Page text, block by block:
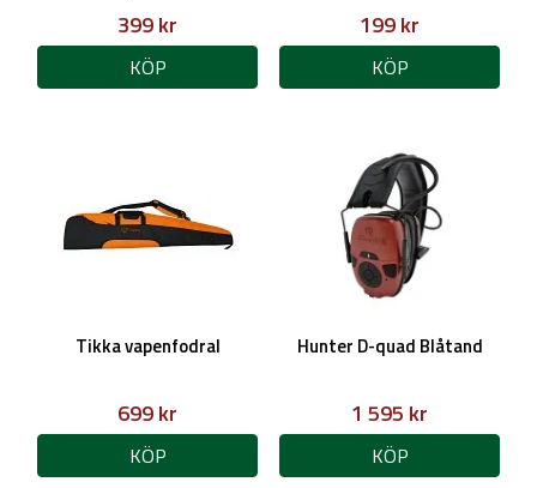
399 kr
KÖP
199 kr
KÖP
Tikka vapenfodral
699 kr
KÖP
Hunter D-quad Blåtand
1 595 kr
KÖP